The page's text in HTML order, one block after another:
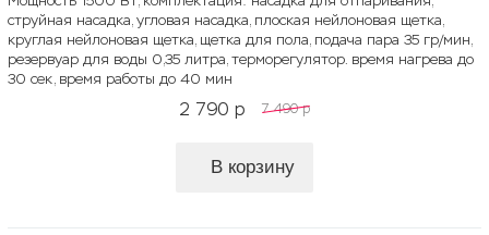
струйная насадка, угловая насадка, плоская нейлоновая щетка,
круглая нейлоновая щетка, щетка для пола, подача пара 35 гр/мин,
резервуар для воды 0,35 литра, терморегулятор. время нагрева до
30 сек, время работы до 40 мин
2 790 p 7 490 p
В корзину